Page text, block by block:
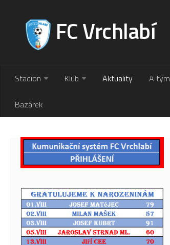
FC Vrchlabí
Stadion Klub Aktuality A tým
Bazárek